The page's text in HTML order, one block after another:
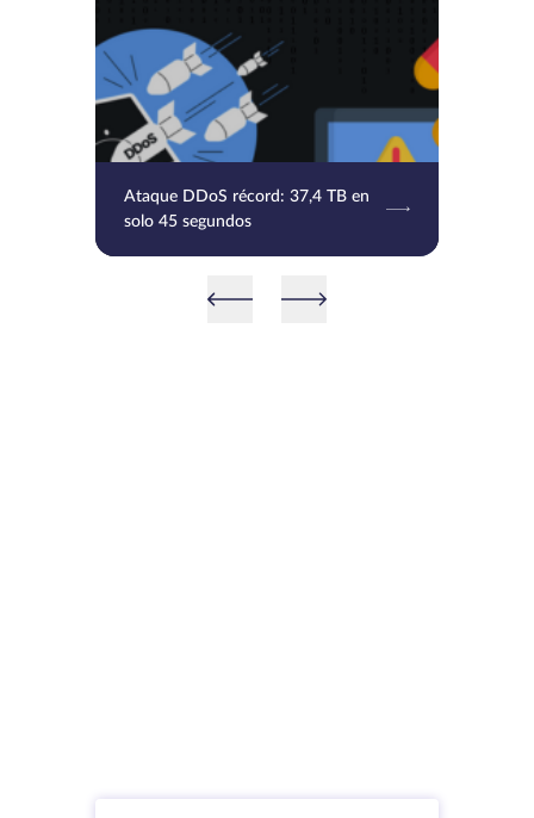
Ataque DDoS récord: 37,4 TB en
solo 45 segundos